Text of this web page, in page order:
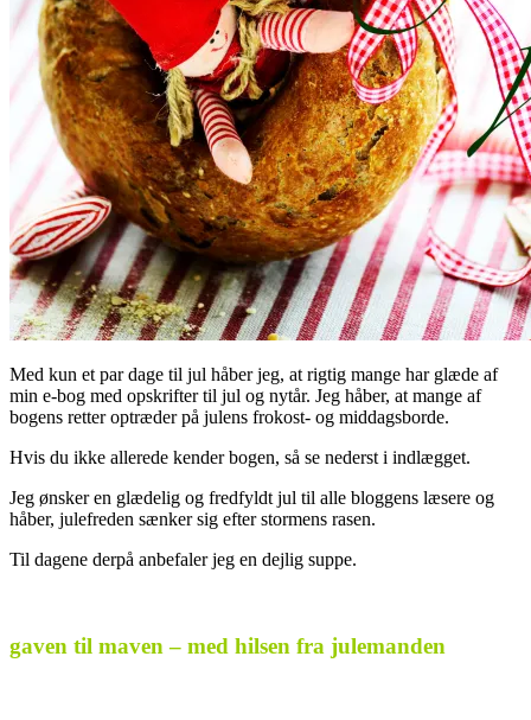
Med kun et par dage til jul håber jeg, at rigtig mange har glæde af
min e-bog med opskrifter til jul og nytår. Jeg håber, at mange af
bogens retter optræder på julens frokost- og middagsborde.
Hvis du ikke allerede kender bogen, så se nederst i indlægget.
Jeg ønsker en glædelig og fredfyldt jul til alle bloggens læsere og
håber, julefreden sænker sig efter stormens rasen.
Til dagene derpå anbefaler jeg en dejlig suppe.
gaven til maven – med hilsen fra julemanden